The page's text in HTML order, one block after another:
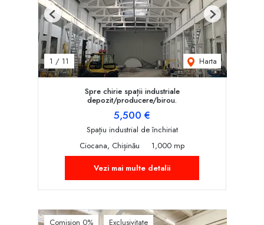
1 / 11 Harta
Previous Next
Spre chirie spații industriale
depozit/producere/birou.
5,500 €
Spațiu industrial de închiriat
Ciocana, Chișinău
1,000 mp
Vezi mai multe detalii
Comision 0% Exclusivitate